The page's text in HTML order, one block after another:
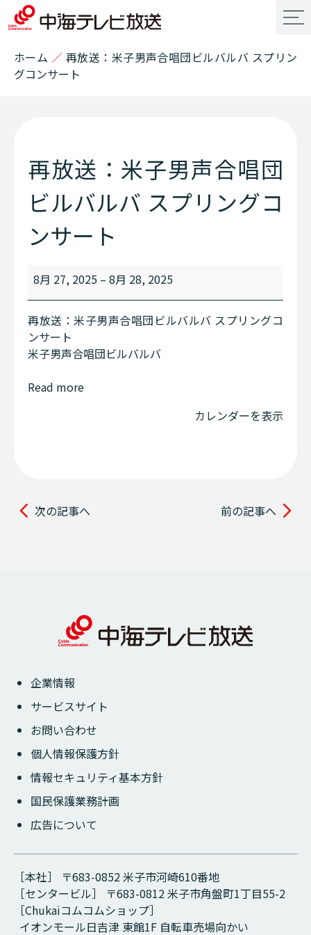
ホーム ／ 再放送：米子男声合唱団ビルバルバ スプリン
グコンサート
再放送：米子男声合唱団
ビルバルバ スプリングコ
ンサート
8月 27, 2025 – 8月 28, 2025
再放送：米子男声合唱団ビルバルバ スプリングコ
ンサート
米子男声合唱団ビルバルバ
Read more
カレンダーを表示
次の記事へ 前の記事へ
企業情報
サービスサイト
お問い合わせ
個人情報保護方針
情報セキュリティ基本方針
国民保護業務計画
広告について
［本社］ 〒683-0852 米子市河崎610番地
［センタービル］ 〒683-0812 米子市角盤町1丁目55-2
［Chukaiコムコムショップ］
イオンモール日吉津 東館1F 自転車売場向かい